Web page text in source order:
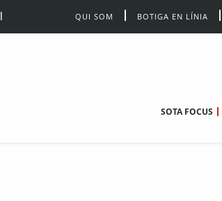
QUI SOM BOTIGA EN LÍNIA
SOTA FOCUS